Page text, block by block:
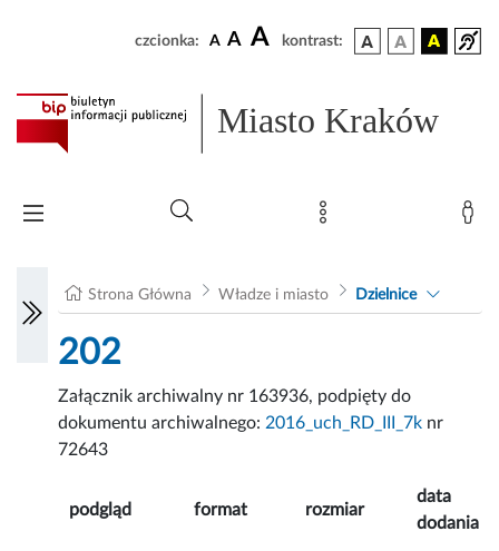
czcionka: A A A kontrast:
Miasto Kraków
Strona Główna Władze i miasto Dzielnice
202
Załącznik archiwalny nr 163936, podpięty do
dokumentu archiwalnego: 2016_uch_RD_III_7k nr
72643
podgląd format rozmiar
data
dodania